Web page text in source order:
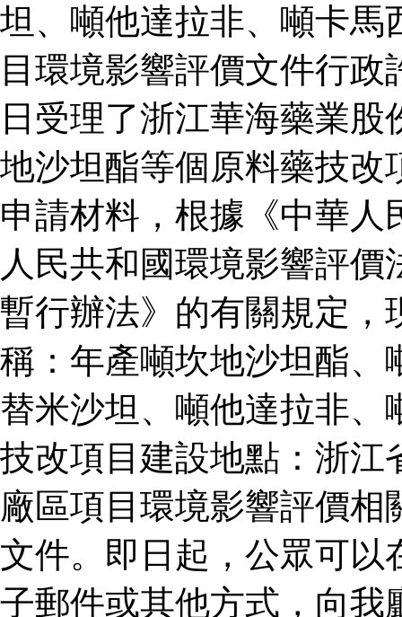
坦、噸他達拉非、噸卡馬
目環境影響評價文件行
日受理了浙江華海藥業
地沙坦酯等個原料藥技改
申請材料，根據《中華
人民共和國環境影響評
暫行辦法》的有關規定，
稱：年產噸坎地沙坦酯、
替米沙坦、噸他達拉非
技改項目建設地點：浙江
廠區項目環境影響評價
文件。即日起，公眾可以
子郵件或其他方式，向我